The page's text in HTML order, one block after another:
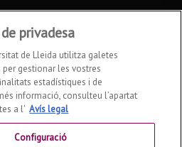
privadesa
de Lleida utilitza galetes
per gestionar les vostres
estadístiques i de
informació, consulteu l’apartat
a l' Avís legal
Configuració